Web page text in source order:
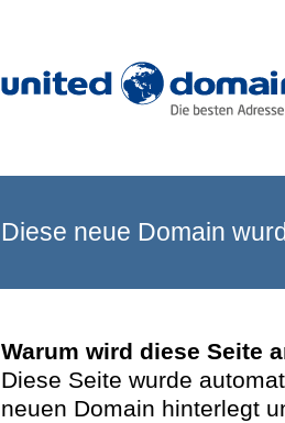
Diese neue Domain
Warum wird diese Seite
Diese Seite wurde
neuen Domain hinterlegt